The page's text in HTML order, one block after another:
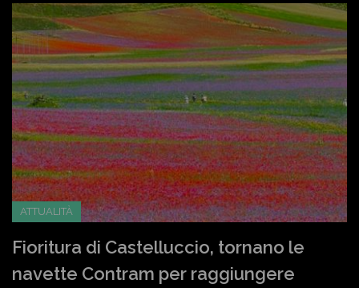
ATTUALITÀ
Fioritura di Castelluccio, tornano le
navette Contram per raggiungere